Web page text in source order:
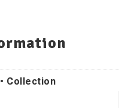
Collection